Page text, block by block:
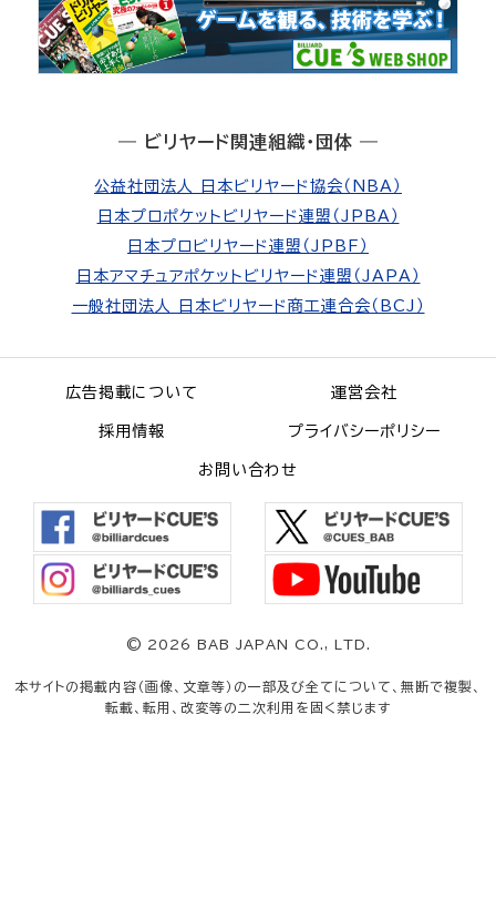
― ビリヤード関連組織・団体 ―
公益社団法人 日本ビリヤード協会（NBA）
日本プロポケットビリヤード連盟（JPBA）
日本プロビリヤード連盟（JPBF）
日本アマチュアポケットビリヤード連盟（JAPA）
一般社団法人 日本ビリヤード商工連合会（BCJ）
広告掲載について 運営会社
採用情報 プライバシーポリシー
お問い合わせ
© 2026 BAB JAPAN CO., LTD.
本サイトの掲載内容（画像、文章等）の一部及び全てについて、無断で複製、
転載、転用、改変等の二次利用を固く禁じます